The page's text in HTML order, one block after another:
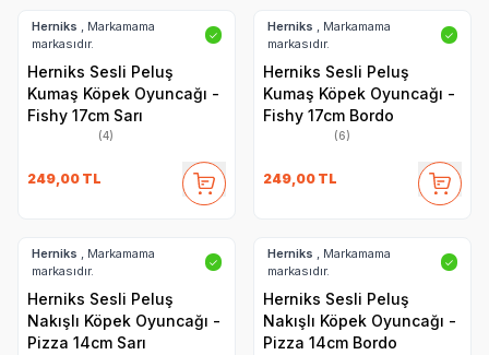
Herniks , Markamama
markasıdır.
✓
Herniks Sesli Peluş
Kumaş Köpek Oyuncağı -
Fishy 17cm Sarı
(4)
249,00 TL
Herniks , Markamama
markasıdır.
✓
Herniks Sesli Peluş
Kumaş Köpek Oyuncağı -
Fishy 17cm Bordo
(6)
249,00 TL
Herniks , Markamama
markasıdır.
✓
Herniks Sesli Peluş
Nakışlı Köpek Oyuncağı -
Pizza 14cm Sarı
Herniks , Markamama
markasıdır.
✓
Herniks Sesli Peluş
Nakışlı Köpek Oyuncağı -
Pizza 14cm Bordo